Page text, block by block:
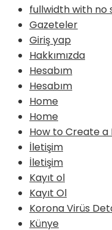
fullwidth with no
Gazeteler
Giriş yap
Hakkımızda
Hesabım
Hesabım
Home
Home
How to Create a
İletişim
İletişim
Kayıt ol
Kayıt Ol
Korona Virüs
Künye